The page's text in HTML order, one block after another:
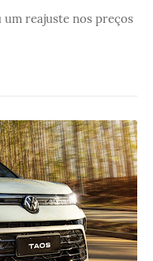
um reajuste nos preços